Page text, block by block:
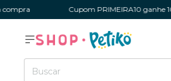
Cupom PRIMEIRA10 ganhe